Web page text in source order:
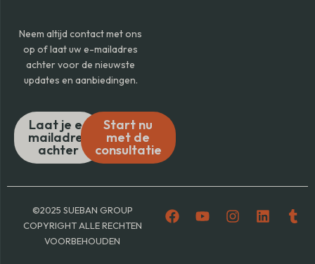
Neem altijd contact met ons
op of laat uw e-mailadres
achter voor de nieuwste
updates en aanbiedingen.
Laat je e-
mailadres
achter
Start nu
met de
consultatie
©2025 SUEBAN GROUP
COPYRIGHT ALLE RECHTEN
VOORBEHOUDEN
F
a
Y
o
I
n
L
i
T
u